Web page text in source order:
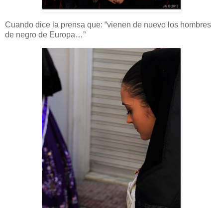
Cuando dice la prensa que: “vienen de nuevo los hombres
de negro de Europa…”